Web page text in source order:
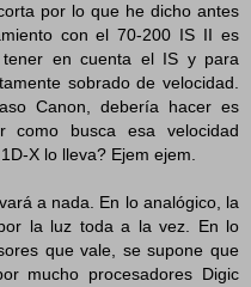
por lo que he dicho antes
con el 70-200 IS II es
en cuenta el IS y para
sobrado de velocidad.
Canon, debería hacer es
como busca esa velocidad
X lo lleva? Ejem ejem.
a nada. En lo analógico, la
la luz toda a la vez. En lo
que vale, se supone que
mucho procesadores Digic